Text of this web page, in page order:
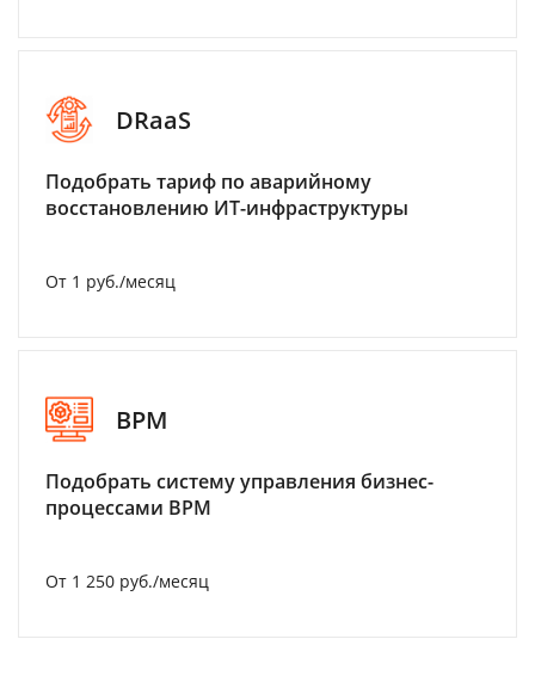
DRaaS
Подобрать тариф по аварийному
восстановлению ИТ-инфраструктуры
От 1 руб./месяц
BPM
Подобрать систему управления бизнес-
процессами BPM
От 1 250 руб./месяц